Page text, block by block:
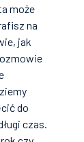
może
na
jak
do
czas.